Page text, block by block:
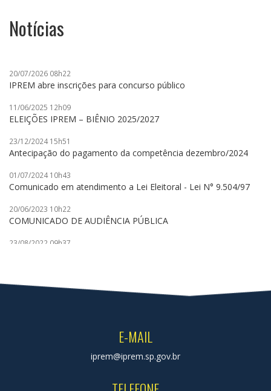
Notícias
20/07/2026 08h22
IPREM abre inscrições para concurso público
11/06/2025 12h09
ELEIÇÕES IPREM – BIÊNIO 2025/2027
23/12/2024 15h51
Antecipação do pagamento da competência dezembro/2024
01/07/2024 10h43
Comunicado em atendimento a Lei Eleitoral - Lei N° 9.504/97
20/06/2023 10h22
COMUNICADO DE AUDIÊNCIA PÚBLICA
23/08/2022 09h37
COMUNICADO DE AUDIÊNCIA PÚBLICA
O IPREM realiza eleições para os Conselhos Administrativo e
E-MAIL
iprem@iprem.sp.gov.br